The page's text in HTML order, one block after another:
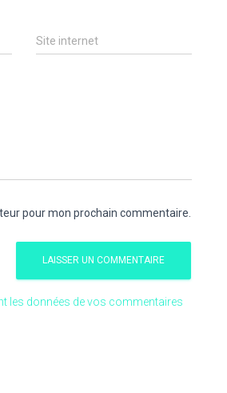
Site internet
pour mon prochain commentaire.
les données de vos commentaires